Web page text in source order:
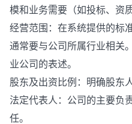
模和业务需要（如投标、资
经营范围：在系统提供的标
通常要与公司所属行业相关
业公司的表述。
股东及出资比例：明确股东
法定代表人：公司的主要负
任。